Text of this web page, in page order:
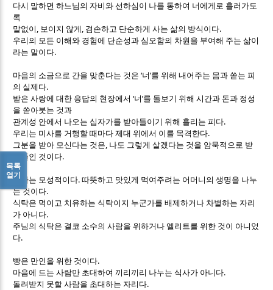
다시 말하면 하느님의 자비와 선하심이 나를 통하여 너에게로 흘러가도
록
말없이 , 보이지 않게 , 겸손하고 단순하게 사는 삶의 방식이다.
우리의 모든 이해와 경험에 단순성과 심오함의 차원을 부여해 주는 삶이
라는 말이다.
마음의 소금으로 간을 맞춘다는 것은‘너’를 위해 내어주는 몸과 쏟는 피
의 실제다.
받은 사랑에 대한 응답의 현장에서‘너’를 돌보기 위해 시간과 돈과 정성
을 쏟아붓는 것과
관계성 안에서 나오는 십자가를 받아들이기 위해 흘리는 피다.
우리는 미사를 거행할 때마다 제대 위에서 이를 목격한다.
그분을 받아 모신다는 것은, 나도 그렇게 살겠다는 것을 암묵적으로 받
아들인 것이다.
식사는 모성적이다.따뜻하고 맛있게 먹여주려는 어머니의 생명을 나누
는 것이다.
식탁은 먹이고 치유하는 식탁이지 누군가를 배제하거나 차별하는 자리
가 아니다.
주님의 식탁은 결코 소수의 사람을 위하거나 엘리트를 위한 것이 아니었
다.
빵은 만인을 위한 것이다.
마음에 드는 사람만 초대하여 끼리끼리 나누는 식사가 아니다.
돌려받지 못할 사람을 초대하는 자리다.
목록
열기